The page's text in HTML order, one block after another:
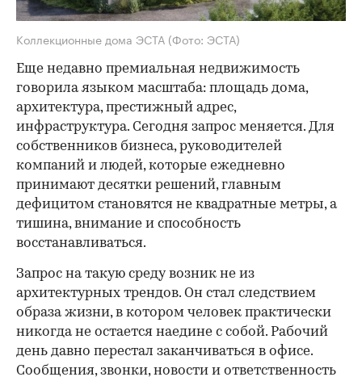
Коллекционные дома ЭСТА (Фото: ЭСТА)
Еще недавно премиальная недвижимость
говорила языком масштаба: площадь дома,
архитектура, престижный адрес,
инфраструктура. Сегодня запрос меняется. Для
собственников бизнеса, руководителей
компаний и людей, которые ежедневно
принимают десятки решений, главным
дефицитом становятся не квадратные метры, а
тишина, внимание и способность
восстанавливаться.
Запрос на такую среду возник не из
архитектурных трендов. Он стал следствием
образа жизни, в котором человек практически
никогда не остается наедине с собой. Рабочий
день давно перестал заканчиваться в офисе.
Сообщения, звонки, новости и ответственность